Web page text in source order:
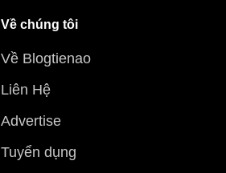
Về chúng tôi
Về Blogtienao
Liên Hệ
Advertise
Tuyển dụng